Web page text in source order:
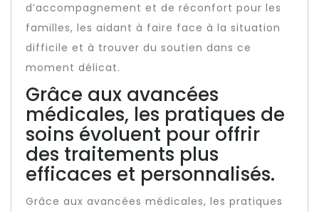
d’accompagnement et de réconfort pour les
familles, les aidant à faire face à la situation
difficile et à trouver du soutien dans ce
moment délicat.
Grâce aux avancées
médicales, les pratiques de
soins évoluent pour offrir
des traitements plus
efficaces et personnalisés.
Grâce aux avancées médicales, les pratiques